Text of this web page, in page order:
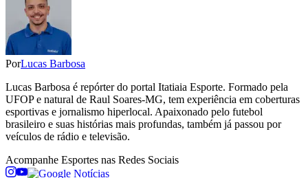
PorLucas Barbosa
Lucas Barbosa é repórter do portal Itatiaia Esporte. Formado pela
UFOP e natural de Raul Soares-MG, tem experiência em coberturas
esportivas e jornalismo hiperlocal. Apaixonado pelo futebol
brasileiro e suas histórias mais profundas, também já passou por
veículos de rádio e televisão.
Acompanhe Esportes nas Redes Sociais